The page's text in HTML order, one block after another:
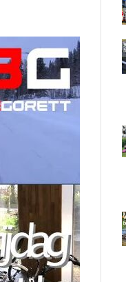
Forum